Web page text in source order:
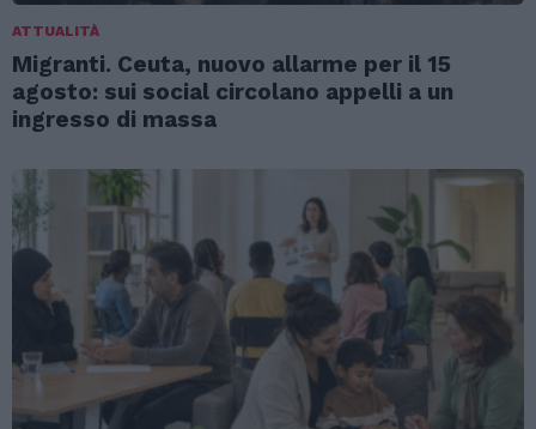
ATTUALITÀ
Migranti. Ceuta, nuovo allarme per il 15
agosto: sui social circolano appelli a un
ingresso di massa